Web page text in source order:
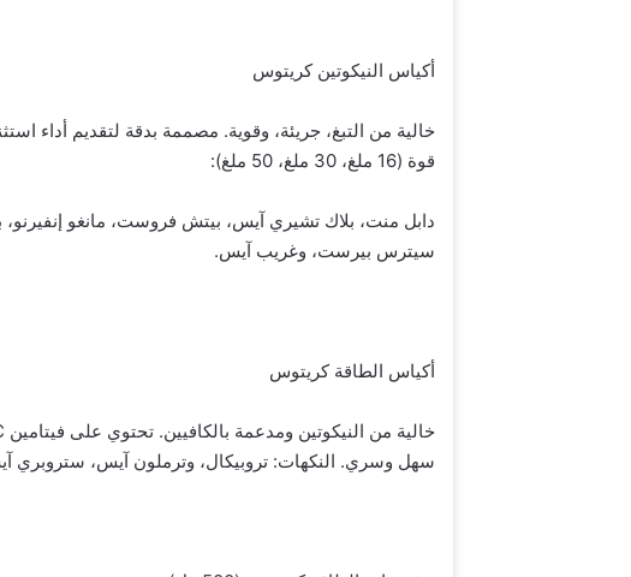
أكياس النيكوتين كريتوس
خالية من التبغ، جريئة، وقوية. مصممة بدقة لتقديم أداء
قوة (16 ملغ، 30 ملغ، 50 ملغ):
دابل منت، بلاك تشيري آيس، بيتش فروست، مانغو
سيترس بيرست، وغريب آيس.
أكياس الطاقة كريتوس
سهل وسري. النكهات: تروبيكال، وترملون آيس، ستروبري